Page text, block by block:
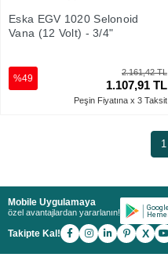
Eska EGV 1020 Selonoid
Vana (12 Volt) - 3/4"
2.161,42 TL
1.107,91 TL
%49
Peşin Fiyatına x 3 Taksit
1
Mobile Uygulamaya
özel avantajlardan yararlanın!
Takipte Kal! X